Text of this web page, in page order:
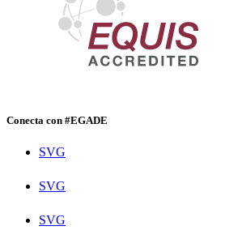
Conecta con #EGADE
SVG
SVG
SVG